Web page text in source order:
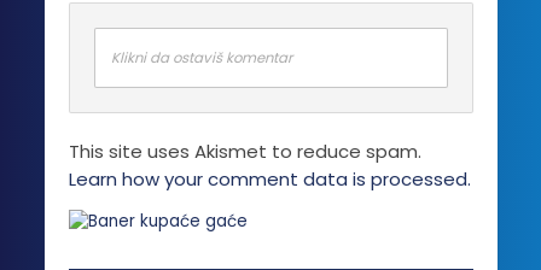
Klikni da ostaviš komentar
This site uses Akismet to reduce spam.
Learn how your comment data is processed.